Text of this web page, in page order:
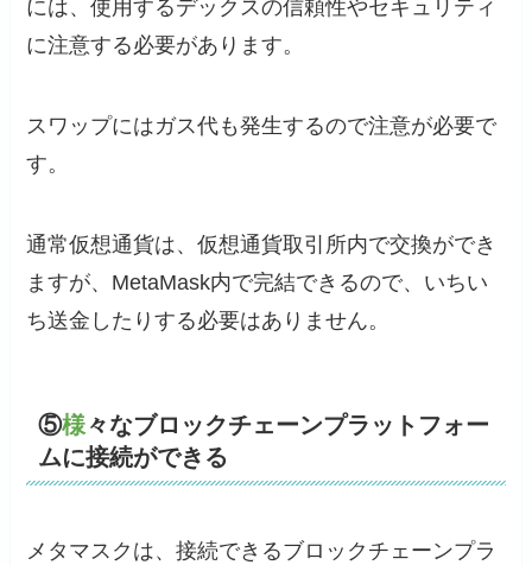
には、使用するデックスの信頼性やセキュリティ
に注意する必要があります。
スワップにはガス代も発生するので注意が必要で
す。
通常仮想通貨は、仮想通貨取引所内で交換ができ
ますが、MetaMask内で完結できるので、いちい
ち送金したりする必要はありません。
⑤様々なブロックチェーンプラットフォー
ムに接続ができる
メタマスクは、接続できるブロックチェーンプラ